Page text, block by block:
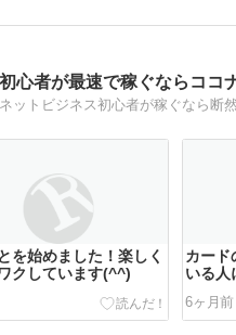
初心者が最速で稼ぐならココ
を始めました！楽しく
クしています(^^)
カード
いる人
6ヶ月前